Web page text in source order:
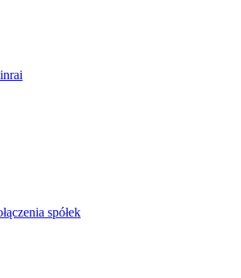
spółek